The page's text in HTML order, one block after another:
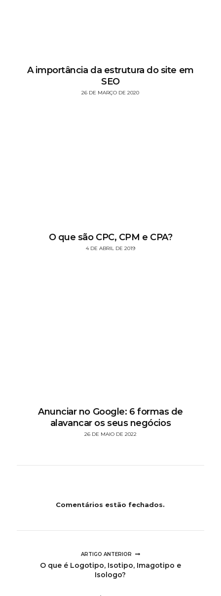
A importância da estrutura do site em
SEO
26 DE MARÇO DE 2020
O que são CPC, CPM e CPA?
4 DE ABRIL DE 2019
Anunciar no Google: 6 formas de
alavancar os seus negócios
26 DE MAIO DE 2022
Comentários estão fechados.
ARTIGO ANTERIOR
O que é Logotipo, Isotipo, Imagotipo e
Isologo?